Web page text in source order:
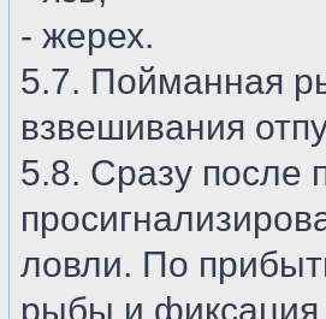
- жерех.
5.7. Пойманная
взвешивания
5.8. Сразу после
ловли. По
рыбы и фиксация